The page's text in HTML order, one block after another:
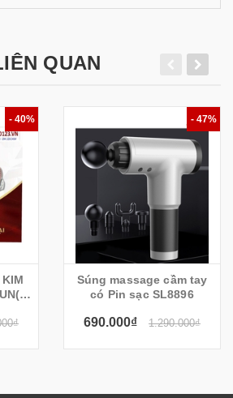
QUAN
- 40% - 47%
Súng massage cầm tay
có Pin sạc SL8896
690.000₫ 1.290.000₫